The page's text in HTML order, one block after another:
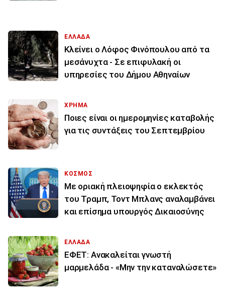
ΕΛΛΑΔΑ
Κλείνει ο Λόφος Φινόπουλου από τα
μεσάνυχτα - Σε επιφυλακή οι
υπηρεσίες του Δήμου Αθηναίων
ΧΡΗΜΑ
Ποιες είναι οι ημερομηνίες καταβολής
για τις συντάξεις του Σεπτεμβρίου
ΚΟΣΜΟΣ
Με οριακή πλειοψηφία ο εκλεκτός
του Τραμπ, Τοντ Μπλανς αναλαμβάνει
και επίσημα υπουργός Δικαιοσύνης
ΕΛΛΑΔΑ
ΕΦΕΤ: Ανακαλείται γνωστή
μαρμελάδα - «Μην την καταναλώσετε»